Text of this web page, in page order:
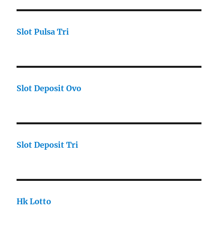
Slot Pulsa Tri
Slot Deposit Ovo
Slot Deposit Tri
Hk Lotto